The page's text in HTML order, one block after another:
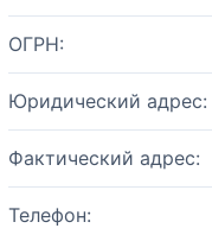
ОГРН:
Юридический адрес:
Фактический адрес:
Телефон: